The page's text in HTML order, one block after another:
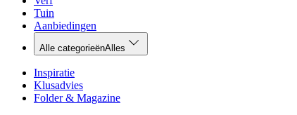
Tuin
Aanbiedingen
Alle categorieënAlles
Inspiratie
Klusadvies
Folder & Magazine